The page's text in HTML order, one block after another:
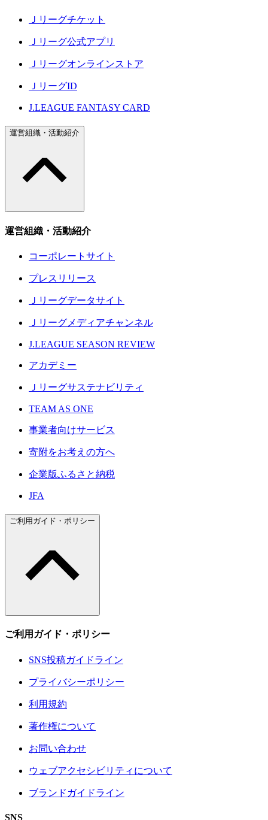
Ｊリーグチケット
Ｊリーグ公式アプリ
Ｊリーグオンラインストア
ＪリーグID
J.LEAGUE FANTASY CARD
運営組織・活動紹介
運営組織・活動紹介
コーポレートサイト
プレスリリース
Ｊリーグデータサイト
Ｊリーグメディアチャンネル
J.LEAGUE SEASON REVIEW
アカデミー
Ｊリーグサステナビリティ
TEAM AS ONE
事業者向けサービス
寄附をお考えの方へ
企業版ふるさと納税
JFA
ご利用ガイド・ポリシー
ご利用ガイド・ポリシー
SNS投稿ガイドライン
プライバシーポリシー
利用規約
著作権について
お問い合わせ
ウェブアクセシビリティについて
ブランドガイドライン
SNS